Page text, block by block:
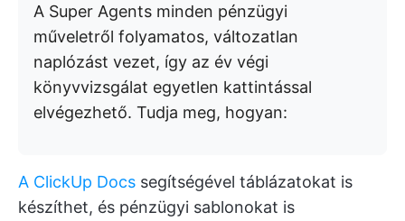
A Super Agents minden pénzügyi
műveletről folyamatos, változatlan
naplózást vezet, így az év végi
könyvvizsgálat egyetlen kattintással
elvégezhető. Tudja meg, hogyan:
A ClickUp Docs segítségével táblázatokat is
készíthet, és pénzügyi sablonokat is